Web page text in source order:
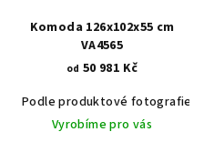
Komoda 126x102x55 cm
VA4565
od 50 981 Kč
Podle produktové fotografie
Vyrobíme pro vás